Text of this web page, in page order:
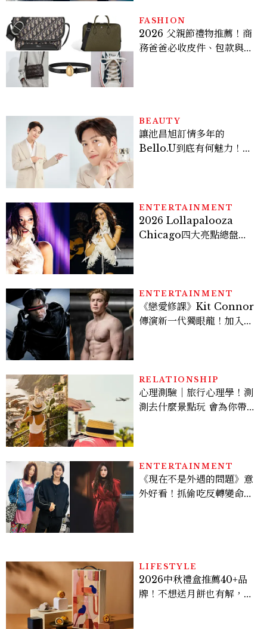
FASHION
2026 父親節禮物推薦！商
務爸爸必收皮件、包款與鞋
BEAUTY
讓池昌旭訂情多年的
Bello.U到底有何魅力！揭
倦感，超神！
ENTERTAINMENT
2026 Lollapalooza
Chicago四大亮點總盤
ENTERTAINMENT
《戀愛修課》Kit Connor
傳演新一代獨眼龍！加入新
RELATIONSHIP
心理測驗｜旅行心理學！測
測去什麼景點玩 會為你帶來
ENTERTAINMENT
《現在不是外遇的問題》意
外好看！抓偷吃反轉變命
LIFESTYLE
2026中秋禮盒推薦40+品
牌！不想送月餅也有解，送